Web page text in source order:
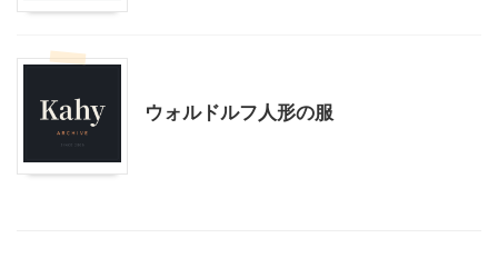
ウォルドルフ人形の服